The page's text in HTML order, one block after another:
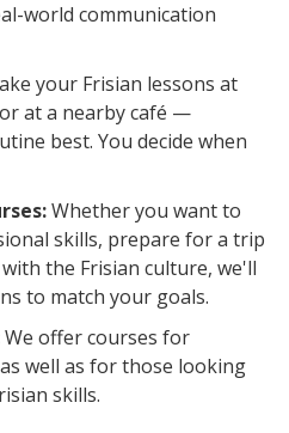
world communication
your Frisian lessons at
at a nearby café —
best. You decide when
Whether you want to
skills, prepare for a trip
the Frisian culture, we'll
to match your goals.
We offer courses for
well as for those looking
skills.